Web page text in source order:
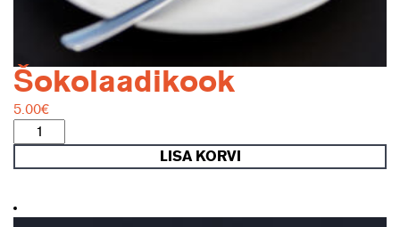
Šokolaadikook
5.00€
Šokolaadikook
kogus
LISA KORVI